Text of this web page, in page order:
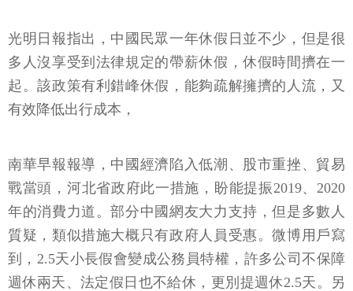
光明日報指出，中國民眾一年休假日並不少，但是很
多人沒享受到法律規定的帶薪休假，休假時間擠在一
起。該政策有利錯峰休假，能夠疏解擁擠的人流，又
有效降低出行成本，
南華早報報導，中國經濟陷入低潮、股市重挫、貿易
戰當頭，河北省政府此一措施，盼能提振2019、2020
年的消費力道。部分中國網友大力支持，但是多數人
質疑，類似措施大概只有政府人員受惠。微博用戶寫
到，2.5天小長假會變成公務員特權，許多公司不保障
週休兩天、法定假日也不給休，更別提週休2.5天。另